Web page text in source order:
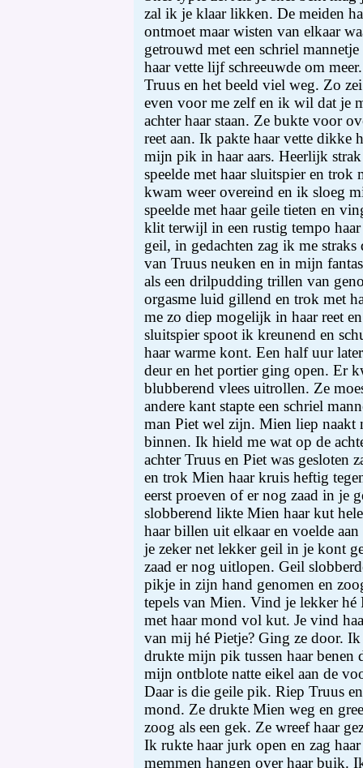
zal ik je klaar likken. De meiden
ontmoet maar wisten van elkaar
getrouwd met een schriel
haar vette lijf schreeuwde om
Truus en het beeld viel weg. Zo
even voor me zelf en ik wil dat je
achter haar staan. Ze bukte voor
reet aan. Ik pakte haar vette dikke
mijn pik in haar aars. Heerlijk
speelde met haar sluitspier en trok
kwam weer overeind en ik sloeg
speelde met haar geile tieten en
klit terwijl in een rustig tempo
geil, in gedachten zag ik me
van Truus neuken en in mijn
als een drilpudding trillen van
orgasme luid gillend en trok met
me zo diep mogelijk in haar reet
sluitspier spoot ik kreunend en
haar warme kont. Een half uur
deur en het portier ging open. Er
blubberend vlees uitrollen. Ze
andere kant stapte een schriel
man Piet wel zijn. Mien liep naakt
binnen. Ik hield me wat op de
achter Truus en Piet was gesloten
en trok Mien haar kruis heftig
eerst proeven of er nog zaad in je
slobberend likte Mien haar kut
haar billen uit elkaar en voelde
je zeker net lekker geil in je kont
zaad er nog uitlopen. Geil
pikje in zijn hand genomen en
tepels van Mien. Vind je lekker hé
met haar mond vol kut. Je vind
van mij hé Pietje? Ging ze door.
drukte mijn pik tussen haar benen
mijn ontblote natte eikel aan de
Daar is die geile pik. Riep Truus
mond. Ze drukte Mien weg en
zoog als een gek. Ze wreef haar
Ik rukte haar jurk open en zag
memmen hangen over haar buik.